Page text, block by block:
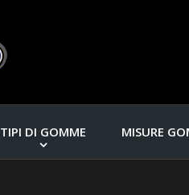
TIPI DI GOMME MISURE